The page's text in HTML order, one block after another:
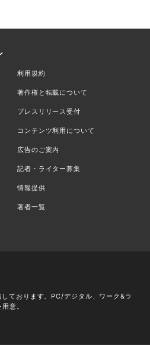
利用規約
著作権と転載について
プレスリリース受付
コンテンツ利用について
広告のご案内
記者・ライター募集
情報提供
著者一覧
ております。PC/デジタル、ワーク&ラ
意。